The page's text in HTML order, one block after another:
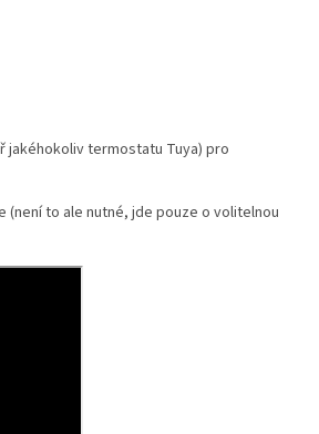
jakéhokoliv termostatu Tuya) pro
(není to ale nutné, jde pouze o volitelnou